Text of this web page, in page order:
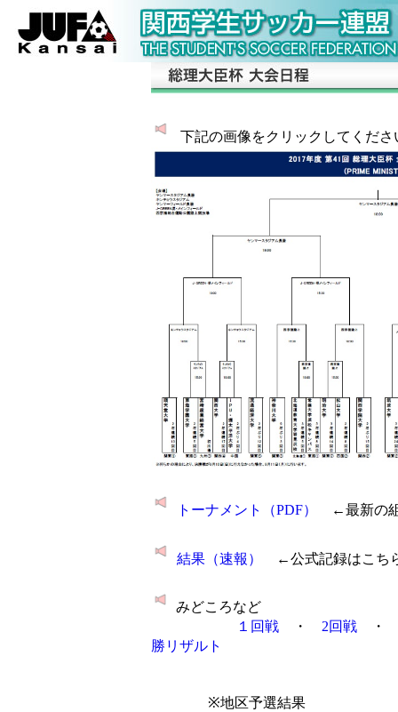
下記の画像をクリックしてくださ
トーナメント（PDF） ←最新の組
結果（速報） ←公式記録はこち
みどころなど
１回戦 ・ 2回戦
勝リザルト
※地区予選結果